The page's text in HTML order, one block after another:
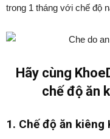
trong 1 tháng với chế độ
Hãy cùng
chế độ ăn
1. Chế độ ăn